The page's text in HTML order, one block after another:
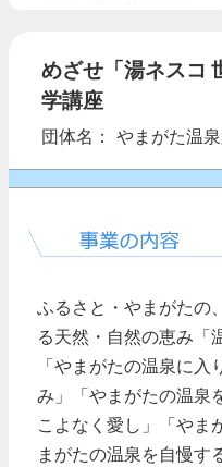
めざせ「湯ネスコ
学講座
団体名： やまがた温
ふるさと・やまがたの
る天然・自然の恵み「
「やまがたの温泉に
み」「やまがたの温泉
こよなく愛し」「やま
まがたの温泉を自慢す